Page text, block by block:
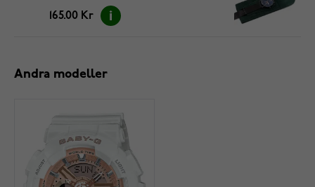
165.00 Kr
Andra modeller